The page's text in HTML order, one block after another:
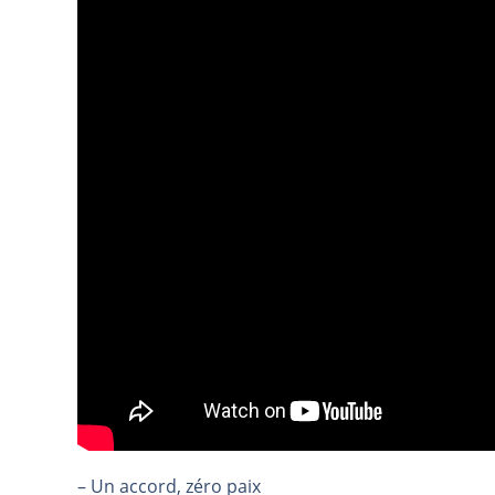
EUR/USD : Une réunion à priori
Les événements de cette
La France, maillon faible de
– Un accord, zéro paix